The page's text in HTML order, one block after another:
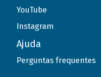
YouTube
Instagram
Ajuda
Perguntas frequentes